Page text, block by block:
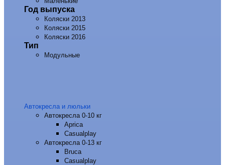
Год выпуска
Коляски 2013
Коляски 2015
Коляски 2016
Тип
Модульные
Автокресла и люльки
Автокресла 0-10 кг
Aprica
Casualplay
Автокресла 0-13 кг
Bruca
Casualplay